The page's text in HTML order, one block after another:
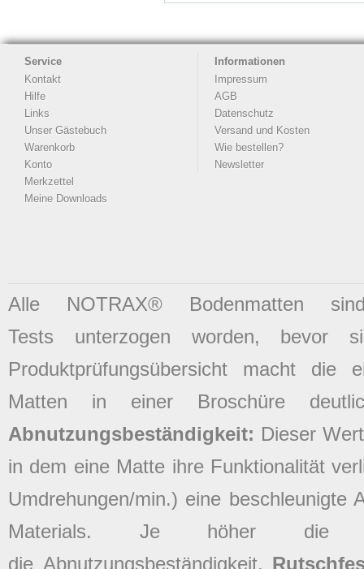
Service
Kontakt
Hilfe
Links
Unser Gästebuch
Warenkorb
Konto
Merkzettel
Meine Downloads
Informationen
Impressum
AGB
Datenschutz
Versand und Kosten
Wie bestellen?
Newsletter
Alle NOTRAX® Bodenmatten
Tests unterzogen worden, bevor
Produktprüfungsübersicht macht die
Matten in einer Broschüre
Abnutzungsbeständigkeit: Dieser
in dem eine Matte ihre Funktionalität
Umdrehungen/min.) eine
Materials. Je höher die
die Abnutzungsbeständigkeit.